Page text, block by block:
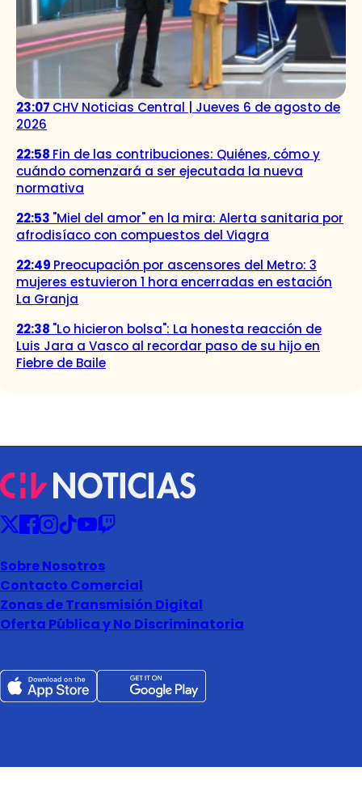
23:07 CHV Noticias Central | Jueves 6 de agosto de
2026
22:58 Fin de las contribuciones: Quiénes, cómo y
cuándo comenzará a ser ejecutada la nueva
normativa
22:53 "Miel del amor" en la mira: Alerta sanitaria por
afrodisíaco con compuestos del Viagra
22:49 Preocupación por ascensores del Metro: 3
mujeres estuvieron 1 hora encerradas en estación
La Granja
22:38 "Lo hicieron bolsa": La honesta reacción de
Luis Jara a Vasco al recordar paso de su hijo en
Fiebre de Baile
Sobre Nosotros
Contacto Comercial
Zonas de Transmisión Digital
Oferta Pública y No Discriminatoria